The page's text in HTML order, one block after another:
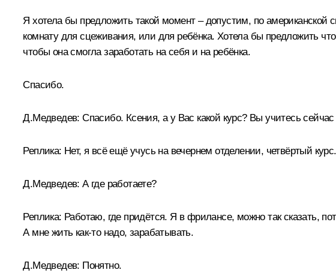
Я хотела бы предложить такой момент – допустим, по
комнату для сцеживания, или для ребёнка. Хотела бы предложить
чтобы она смогла заработать на себя и на ребёнка.
Спасибо.
Д.Медведев:Спасибо. Ксения, а у Вас какой курс? Вы учитесь
Реплика: Нет, я всё ещё учусь на вечернем отделении, четвёртый
Д.Медведев:А где работаете?
Реплика: Работаю, где придётся. Я в фрилансе, можно так сказать,
А мне жить как‑то надо, зарабатывать.
Д.Медведев: Понятно.